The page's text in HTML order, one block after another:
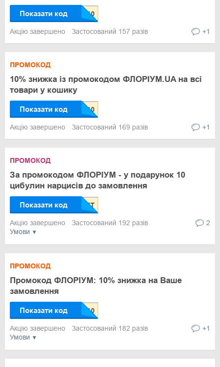
Показати код
Акцію завершено Застосований 157 разів +1
ПРОМОКОД
10% знижка із промокодом ФЛОРІУМ.UA на всі
товари у кошику
Показати код
Акцію завершено Застосований 169 разів +1
Умови
ПРОМОКОД
За промокодом ФЛОРІУМ - у подарунок 10
цибулин нарцисів до замовлення
Показати код
Акцію завершено Застосований 192 разів 2
Умови
ПРОМОКОД
Промокод ФЛОРІУМ: 10% знижка на Ваше
замовлення
Показати код
Акцію завершено Застосований 182 разів +1